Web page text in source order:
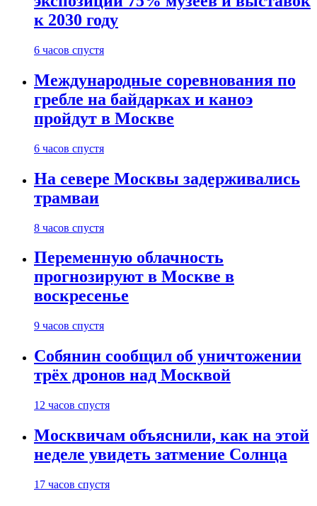
к 2030 году
6 часов спустя
Международные соревнования по
гребле на байдарках и каноэ
пройдут в Москве
6 часов спустя
На севере Москвы задерживались
трамваи
8 часов спустя
Переменную облачность
прогнозируют в Москве в
воскресенье
9 часов спустя
Собянин сообщил об уничтожении
трёх дронов над Москвой
12 часов спустя
Москвичам объяснили, как на этой
неделе увидеть затмение Солнца
17 часов спустя